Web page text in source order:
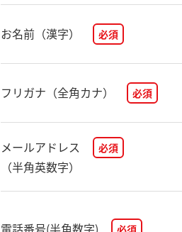
お名前（漢字） 必須
フリガナ（全角カナ） 必須
メールアドレス
（半角英数字）
必須
電話番号(半角数字) 必須